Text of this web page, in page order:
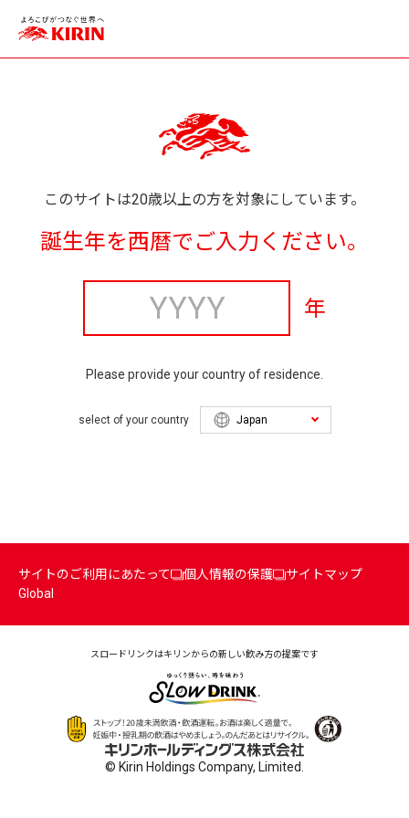
このサイトは20歳以上の方を対象にしています。
誕生年を西暦でご入力ください。
年
Please provide your country of residence.
select of your country
サイトのご利用にあたって 個人情報の保護
サイトマップ
Global
スロードリンクはキリンからの新しい飲み方の提案です
© Kirin Holdings Company, Limited.